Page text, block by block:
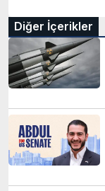
Diğer İçerikler